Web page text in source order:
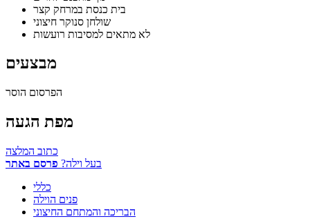
בית כנסת במרחק קצר
שולחן סנוקר חיצוני
לא מתאים למסיבות רועשות
מבצעים
הפרסום הוסר
מפת הגעה
כתוב המלצה
בעל וילה? פרסם באתר
כללי
פנים הוילה
הבריכה והמתחם החיצוני